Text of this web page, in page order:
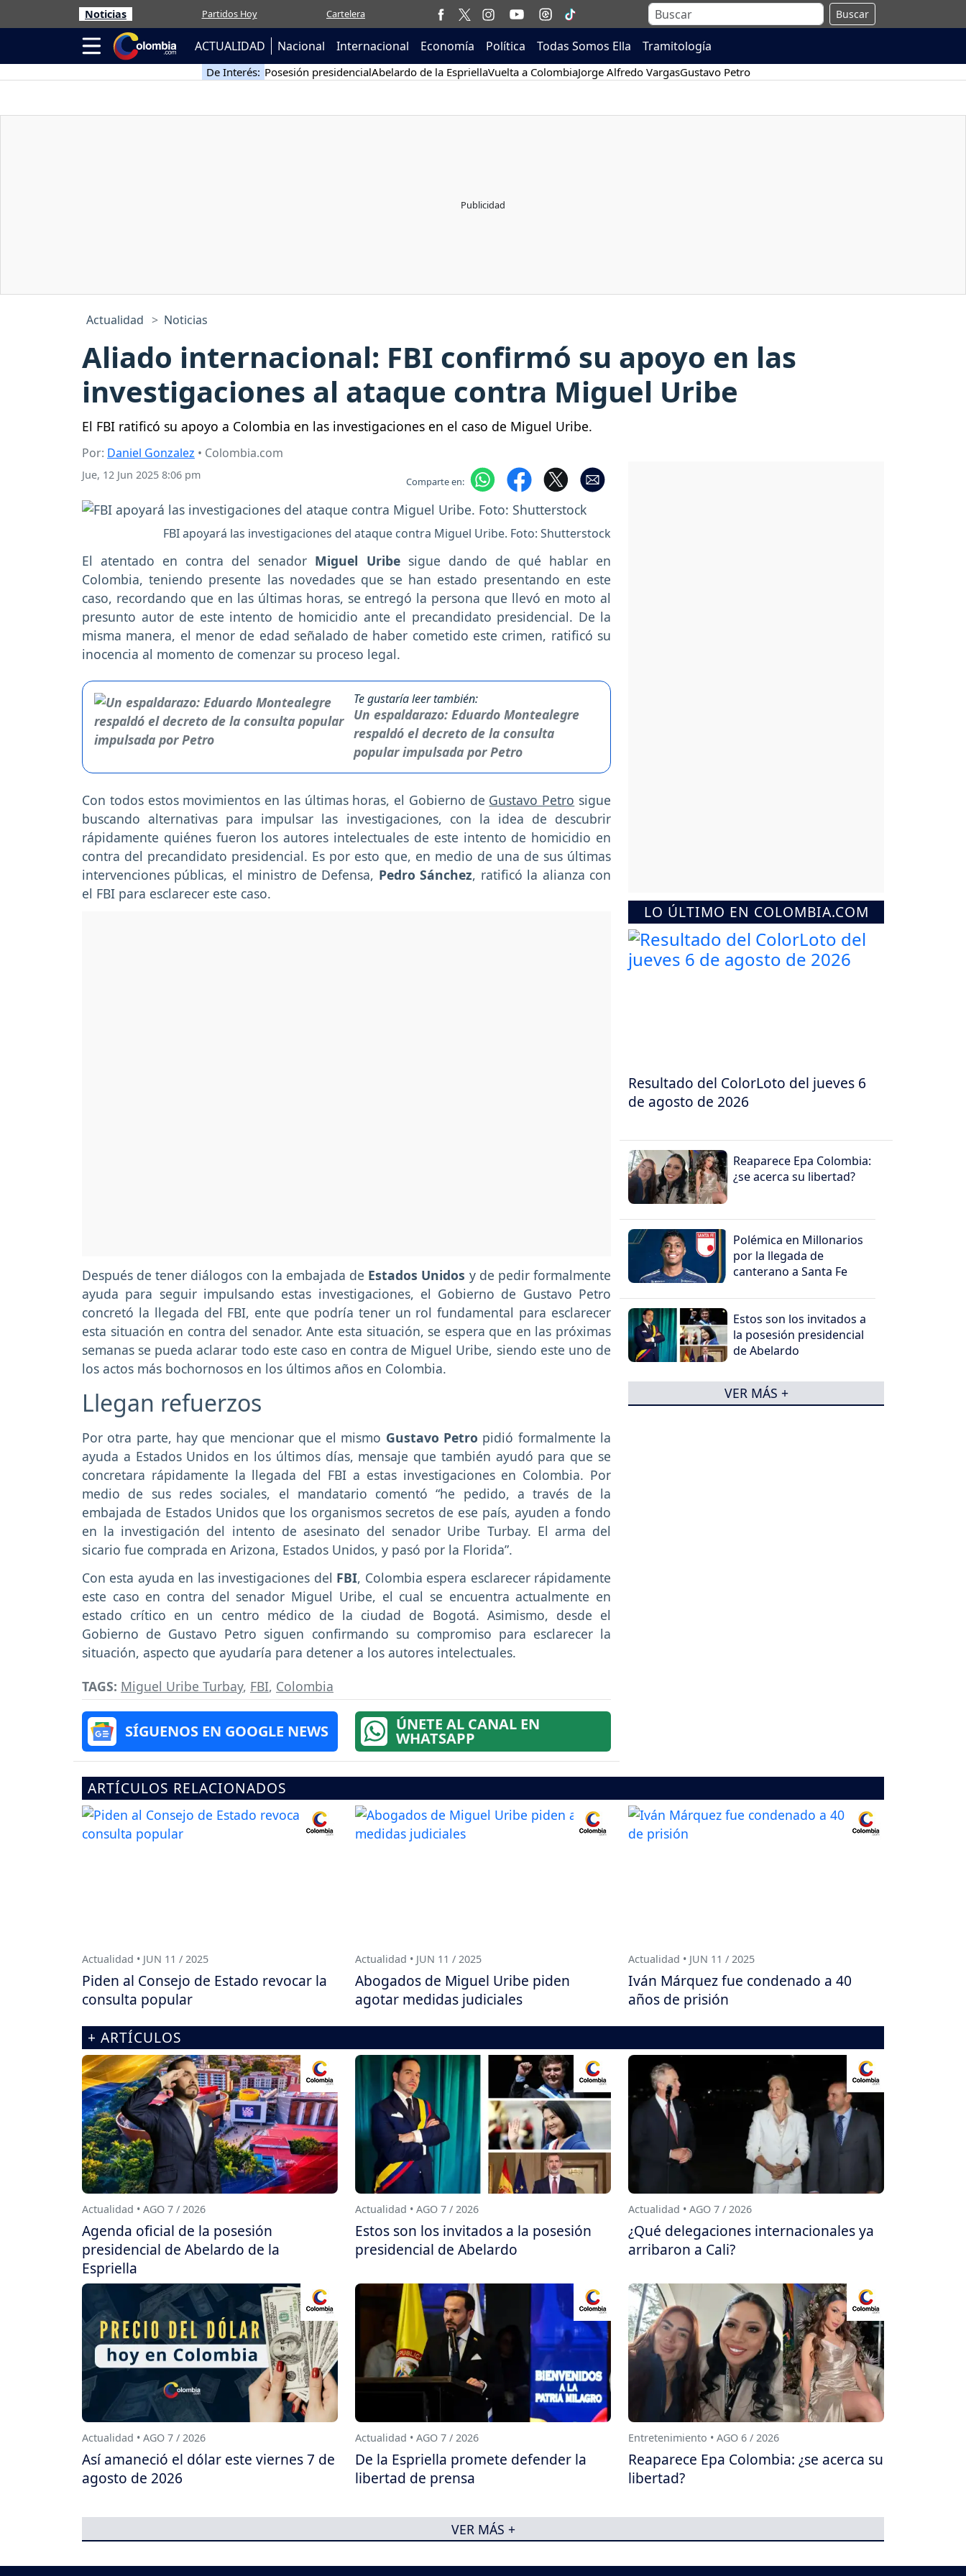
Noticias Partidos Hoy Cartelera Buscar
ACTUALIDAD Nacional Internacional Economía Política Todas Somos Ella Tramitología
De Interés: Posesión presidencialAbelardo de la EspriellaVuelta a ColombiaJorge Alfredo VargasGustavo Petro
Actualidad Noticias
Aliado internacional: FBI confirmó su apoyo en las
investigaciones al ataque contra Miguel Uribe
El FBI ratificó su apoyo a Colombia en las investigaciones en el caso de Miguel Uribe.
Por: Daniel Gonzalez • Colombia.com
Jue, 12 Jun 2025 8:06 pm Comparte en:
FBI apoyará las investigaciones del ataque contra Miguel Uribe. Foto: Shutterstock
El atentado en contra del senador Miguel Uribesigue dando de qué hablar en
Colombia, teniendo presente las novedades que se han estado presentando en este
caso, recordando que en las últimas horas, se entregó la persona que llevó en moto al
presunto autor de este intento de homicidio ante el precandidato presidencial. De la
misma manera, el menor de edad señalado de haber cometido este crimen, ratificó su
inocencia al momento de comenzar su proceso legal.
Te gustaría leer también:
Un espaldarazo: Eduardo Montealegre
respaldó el decreto de la consulta
popular impulsada por Petro
Con todos estos movimientos en las últimas horas, el Gobierno de Gustavo Petro sigue
buscando alternativas para impulsar las investigaciones, con la idea de descubrir
rápidamente quiénes fueron los autores intelectuales de este intento de homicidio en
contra del precandidato presidencial. Es por esto que, en medio de una de sus últimas
intervenciones públicas, el ministro de Defensa, Pedro Sánchez, ratificó la alianza con
el FBI para esclarecer este caso.
Después de tener diálogos con la embajada de Estados Unidos y de pedir formalmente
ayuda para seguir impulsando estas investigaciones, el Gobierno de Gustavo Petro
concretó la llegada del FBI, ente que podría tener un rol fundamental para esclarecer
esta situación en contra del senador. Ante esta situación, se espera que en las próximas
semanas se pueda aclarar todo este caso en contra de Miguel Uribe, siendo este uno de
los actos más bochornosos en los últimos años en Colombia.
Llegan refuerzos
Por otra parte, hay que mencionar que el mismo Gustavo Petro pidió formalmente la
ayuda a Estados Unidos en los últimos días, mensaje que también ayudó para que se
concretara rápidamente la llegada del FBI a estas investigaciones en Colombia. Por
medio de sus redes sociales, el mandatario comentó “he pedido, a través de la
embajada de Estados Unidos que los organismos secretos de ese país, ayuden a fondo
en la investigación del intento de asesinato del senador Uribe Turbay. El arma del
sicario fue comprada en Arizona, Estados Unidos, y pasó por la Florida”.
Con esta ayuda en las investigaciones del FBI, Colombia espera esclarecer rápidamente
este caso en contra del senador Miguel Uribe, el cual se encuentra actualmente en
estado crítico en un centro médico de la ciudad de Bogotá. Asimismo, desde el
Gobierno de Gustavo Petro siguen confirmando su compromiso para esclarecer la
situación, aspecto que ayudaría para detener a los autores intelectuales.
TAGS: Miguel Uribe Turbay, FBI, Colombia
SÍGUENOS EN GOOGLE NEWS ÚNETE AL CANAL EN
WHATSAPP
LO ÚLTIMO EN COLOMBIA.COM
Resultado del ColorLoto del jueves 6
de agosto de 2026
Reaparece Epa Colombia:
¿se acerca su libertad?
Polémica en Millonarios
por la llegada de
canterano a Santa Fe
Estos son los invitados a
la posesión presidencial
de Abelardo
VER MÁS +
ARTÍCULOS RELACIONADOS
Actualidad • JUN 11 / 2025
Piden al Consejo de Estado revocar la
consulta popular
Actualidad • JUN 11 / 2025
Abogados de Miguel Uribe piden
agotar medidas judiciales
Actualidad • JUN 11 / 2025
Iván Márquez fue condenado a 40
años de prisión
+ ARTÍCULOS
Actualidad • AGO 7 / 2026
Agenda oficial de la posesión
presidencial de Abelardo de la
Espriella
Actualidad • AGO 7 / 2026
Estos son los invitados a la posesión
presidencial de Abelardo
Actualidad • AGO 7 / 2026
¿Qué delegaciones internacionales ya
arribaron a Cali?
Actualidad • AGO 7 / 2026
Así amaneció el dólar este viernes 7 de
agosto de 2026
Actualidad • AGO 7 / 2026
De la Espriella promete defender la
libertad de prensa
Entretenimiento • AGO 6 / 2026
Reaparece Epa Colombia: ¿se acerca su
libertad?
VER MÁS +